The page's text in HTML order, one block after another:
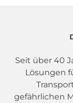
Seit über 40
Lösungen
gefährlichen